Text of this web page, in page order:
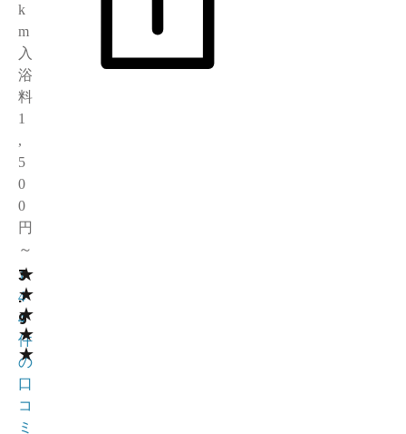
k
m
入
浴
料
1
,
5
0
0
円
～
★
★
★
★
★
3
.
9
1
4
4
件
の
口
コ
ミ